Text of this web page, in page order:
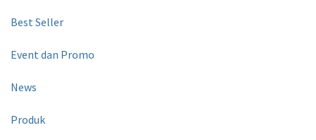
Best Seller
Event dan Promo
News
Produk